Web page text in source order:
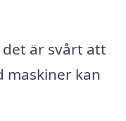
det är svårt att
maskiner kan